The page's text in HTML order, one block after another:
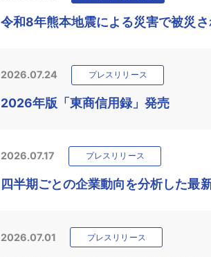
令和8年熊本地震による災害で被災
2026.07.24 プレスリリース
2026年版「東商信用録」発売
2026.07.17 プレスリリース
四半期ごとの企業動向を分析した最
2026.07.01 プレスリリース